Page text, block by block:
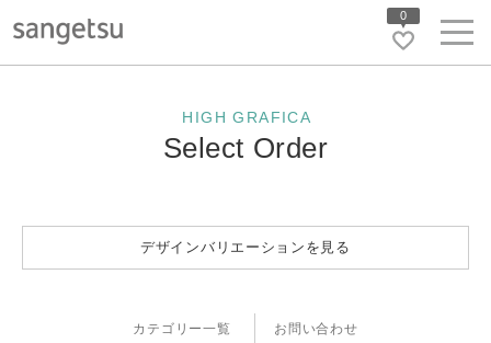
0
HIGH GRAFICA
Select Order
デザインバリエーションを見る
カテゴリー一覧 お問い合わせ